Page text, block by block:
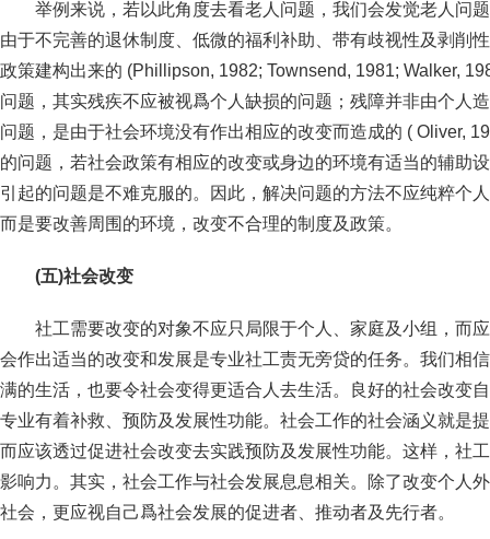
举例来说，若以此角度去看老人问题，我们会发觉老人问
由于不完善的退休制度、低微的福利补助、带有歧视性及剥削
政策建构出来的 (Phillipson, 1982; Townsend, 1981; Walker,
问题，其实残疾不应被视爲个人缺损的问题；残障并非由个人
问题，是由于社会环境没有作出相应的改变而造成的 ( Oliver,
的问题，若社会政策有相应的改变或身边的环境有适当的辅助
引起的问题是不难克服的。因此，解决问题的方法不应纯粹个
而是要改善周围的环境，改变不合理的制度及政策。
(五)社会改变
社工需要改变的对象不应只局限于个人、家庭及小组，而
会作出适当的改变和发展是专业社工责无旁贷的任务。我们相
满的生活，也要令社会变得更适合人去生活。良好的社会改变
专业有着补救、预防及发展性功能。社会工作的社会涵义就是
而应该透过促进社会改变去实践预防及发展性功能。这样，社
影响力。其实，社会工作与社会发展息息相关。除了改变个人
社会，更应视自己爲社会发展的促进者、推动者及先行者。